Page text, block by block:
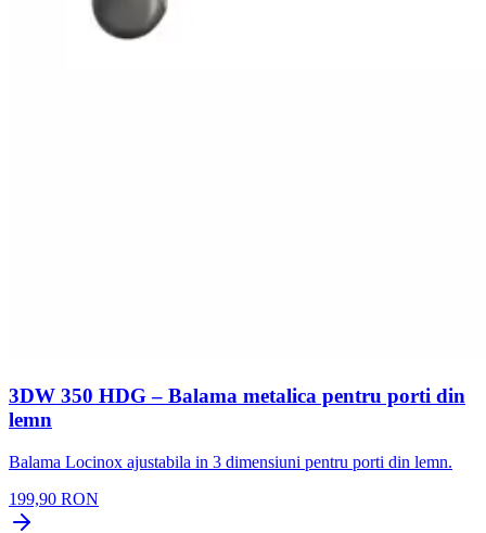
3DW 350 HDG – Balama metalica pentru porti din
lemn
Balama Locinox ajustabila in 3 dimensiuni pentru porti din lemn.
199,90 RON